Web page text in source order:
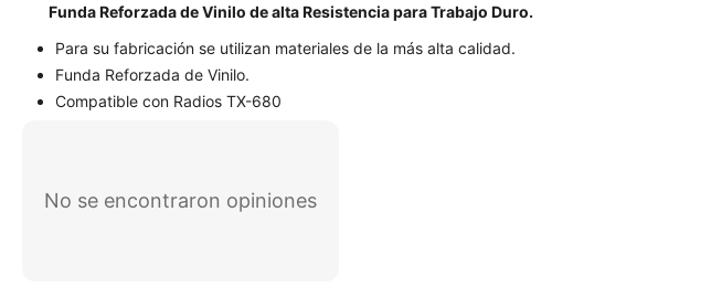
Funda Reforzada de Vinilo de alta Resistencia para Trabajo Duro.
Para su fabricación se utilizan materiales de la más alta calidad.
Funda Reforzada de Vinilo.
Compatible con Radios TX-680
No se encontraron opiniones